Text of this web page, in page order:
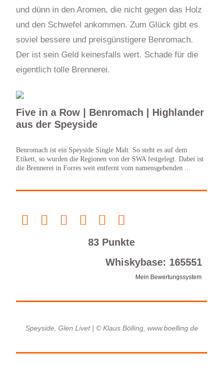
und dünn in den Aromen, die nicht gegen das Holz
und den Schwefel ankommen. Zum Glück gibt es
soviel bessere und preisgünstigere Benromach.
Der ist sein Geld keinesfalls wert. Schade für die
eigentlich tolle Brennerei.
Five in a Row | Benromach | Highlander
aus der Speyside
Benromach ist ein Speyside Single Malt. So steht es auf dem
Etikett, so wurden die Regionen von der SWA festgelegt. Dabei ist
die Brennerei in Forres weit entfernt vom namensgebenden ...
83 Punkte
Whiskybase: 165551
Mein Bewertungssystem
Speyside, Glen Livet | © Klaus Bölling, www.boelling.de